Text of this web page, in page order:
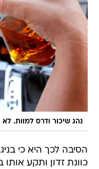
נהג שיכור ודרס למוות.
הסיבה לכך היא כי
כוונת זדון ותקע